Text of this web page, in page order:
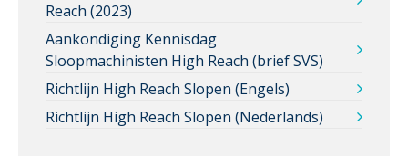
Reach (2023)
Aankondiging Kennisdag
Sloopmachinisten High Reach (brief SVS)
Richtlijn High Reach Slopen (Engels)
Richtlijn High Reach Slopen (Nederlands)